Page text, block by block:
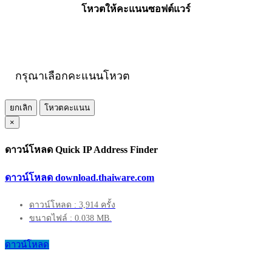
โหวตให้คะแนนซอฟต์แวร์
กรุณาเลือกคะแนนโหวต
ยกเลิก
โหวตคะแนน
×
ดาวน์โหลด Quick IP Address Finder
ดาวน์โหลด download.thaiware.com
ดาวน์โหลด : 3,914 ครั้ง
ขนาดไฟล์ : 0.038 MB.
ดาวน์โหลด